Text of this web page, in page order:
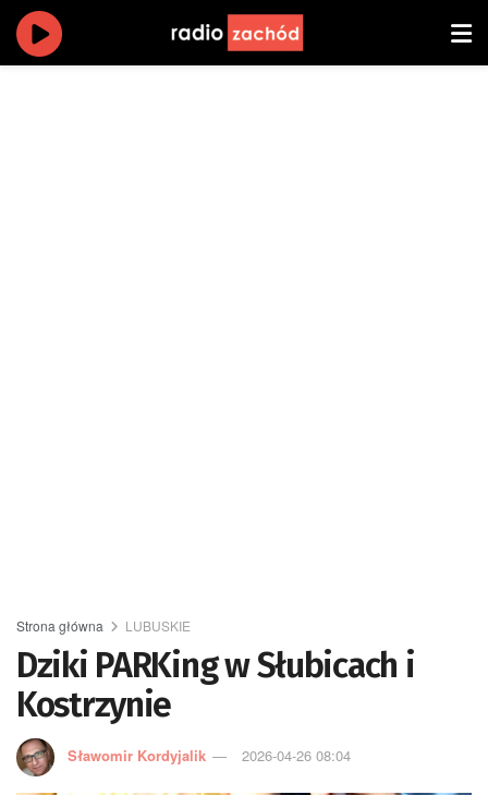
Strona główna LUBUSKIE
Dziki PARKing w Słubicach i
Kostrzynie
Sławomir Kordyjalik 2026-04-26 08:04